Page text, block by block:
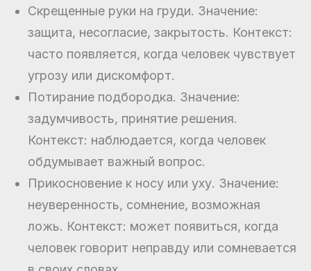
Скрещенные руки на груди. Значение:
защита, несогласие, закрытость. Контекст:
часто появляется, когда человек чувствует
угрозу или дискомфорт.
Потирание подбородка. Значение:
задумчивость, принятие решения.
Контекст: наблюдается, когда человек
обдумывает важный вопрос.
Прикосновение к носу или уху. Значение:
неуверенность, сомнение, возможная
ложь. Контекст: может появиться, когда
человек говорит неправду или сомневается